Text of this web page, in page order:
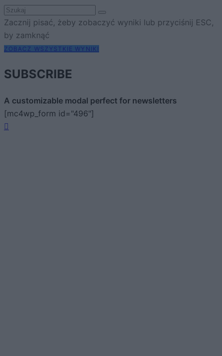
Zacznij pisać, żeby zobaczyć wyniki lub przyciśnij ESC,
by zamknąć
ZOBACZ WSZYSTKIE WYNIKI
SUBSCRIBE
A customizable modal perfect for newsletters
[mc4wp_form id="496"]